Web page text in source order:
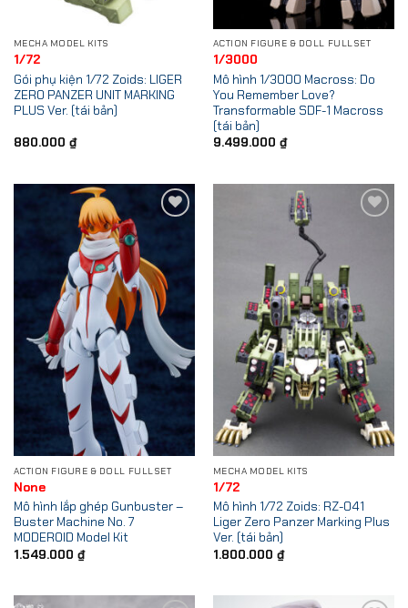
MECHA MODEL KITS
1/72
Gói phụ kiện 1/72 Zoids: LIGER
ZERO PANZER UNIT MARKING
PLUS Ver. (tái bản)
880.000 ₫
ACTION FIGURE & DOLL FULLSET
1/3000
Mô hình 1/3000 Macross: Do
You Remember Love?
Transformable SDF-1 Macross
(tái bản)
9.499.000 ₫
ACTION FIGURE & DOLL FULLSET
None
Mô hình lắp ghép Gunbuster –
Buster Machine No. 7
MODEROID Model Kit
1.549.000 ₫
MECHA MODEL KITS
1/72
Mô hình 1/72 Zoids: RZ-041
Liger Zero Panzer Marking Plus
Ver. (tái bản)
1.800.000 ₫